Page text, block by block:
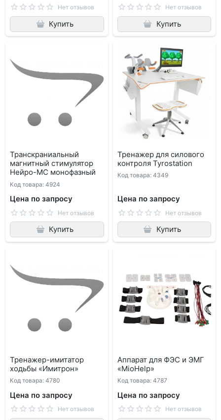
Нет отзывов
Купить
Нет отзывов
Купить
Транскраниальный
магнитный стимулятор
Нейро-МС монофазный
Код товара: 4924
Цена по запросу
Нет отзывов
Купить
Тренажер для силового
контроля Tyrostation
Код товара: 4349
Цена по запросу
Нет отзывов
Купить
Тренажер-имитатор
ходьбы «Имитрон»
Код товара: 4780
Цена по запросу
Нет отзывов
Аппарат для ФЭС и ЭМГ
«MioHelp»
Код товара: 4787
Цена по запросу
Нет отзывов